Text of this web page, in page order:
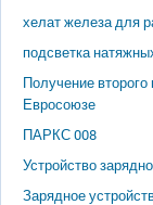
хелат железа для
подсветка
Получение
Евросоюзе
ПАРКС 008
Устройство
Зарядное